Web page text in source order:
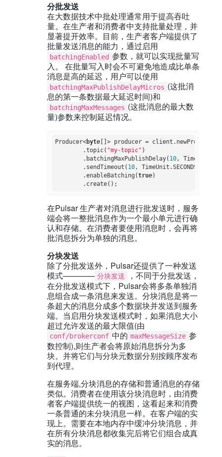
分批发送
在大数据技术中批处理通常用于提高吞吐
量。在生产者和消费者中支持批量处理，并
显著提开效率。目前，生产者客户端提供了
批量发送消息的能力，通过启用
batchingEnabled 参数，就可以实现批量写
入。 在批量写入时会不可避免地造成比单条
消息是高的延迟，用户可以使用
batchingMaxPublishDelayMicros (这批消
息的第一条数据最大延迟时间)和
batchingMaxMessages (这批消息的最大数
量)参数来控制延迟情况。
Producer<byte[]> producer = client.newProducer()
        .topic(
"my-topic" )
        .batchingMaxPublishDelay(
10,
        .sendTimeout(
10, TimeUnit.SECONDS)
        .enableBatching(
true)
在Pulsar 生产者对消息进行批发送时，服务
端会将一整批消息作为一个最小单元进行确
认和存储。在消费者要使用消息时，会再将
批消息拆分为单独的消息。
分块发送
除了分批发送外，Pulsar还提供了一种发送
模式———— 分块发送
，不同于分批发送，
在分批发送模式下，Pulsar会将多条单独消
息组合成一条消息来发送。分块消息是将一
条超大的消息分成多个数据块并发送到服务
端。当启用分块发送模式时，如果消息大小
超过允许发送的最大限值(由
conf/brokerconf 中的 maxMessageSize 参
数控制),则生产者会将原始消息拆分为多
块。并将它们与分块元数据分别按顾序发布
到代理。
在服务端,分块消息的存储和普通消息的存储
类似。消费者在使用该分块消息时，由消费
者客户端提供统一的视图，这看起来和消费
一条普通的未分块消息一样。在客户端的实
现上。需要在本地内存中缓冲分块消息，并
在所有分块消息都收集完后将它们组合成真
实的消息。